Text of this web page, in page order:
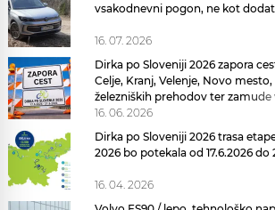
vsakodnevni pogon, ne kot
16. 07. 2026
Dirka po Sloveniji 2026 zapora
Celje, Kranj, Velenje, Novo
železniških prehodov ter zamude
16. 06. 2026
Dirka po Sloveniji 2026 trasa
2026 bo potekala od 17.6.2026 do
16. 04. 2026